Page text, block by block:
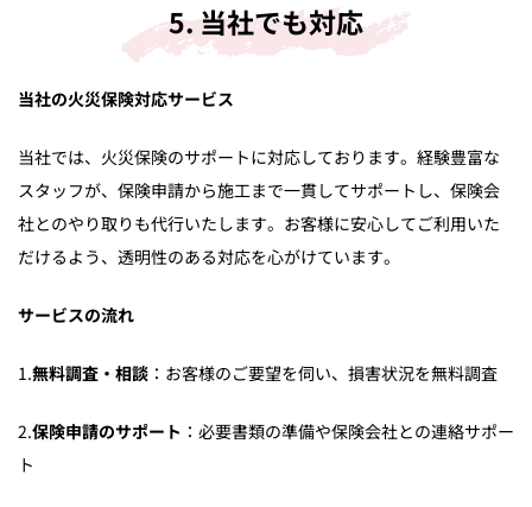
5. 当社でも対応
当社の火災保険対応サービス
当社では、火災保険のサポートに対応しております。経験豊富な
スタッフが、保険申請から施工まで一貫してサポートし、保険会
社とのやり取りも代行いたします。お客様に安心してご利用いた
だけるよう、透明性のある対応を心がけています。
サービスの流れ
1.無料調査・相談 ：お客様のご要望を伺い、損害状況を無料調査
2.保険申請のサポート ：必要書類の準備や保険会社との連絡サポー
ト